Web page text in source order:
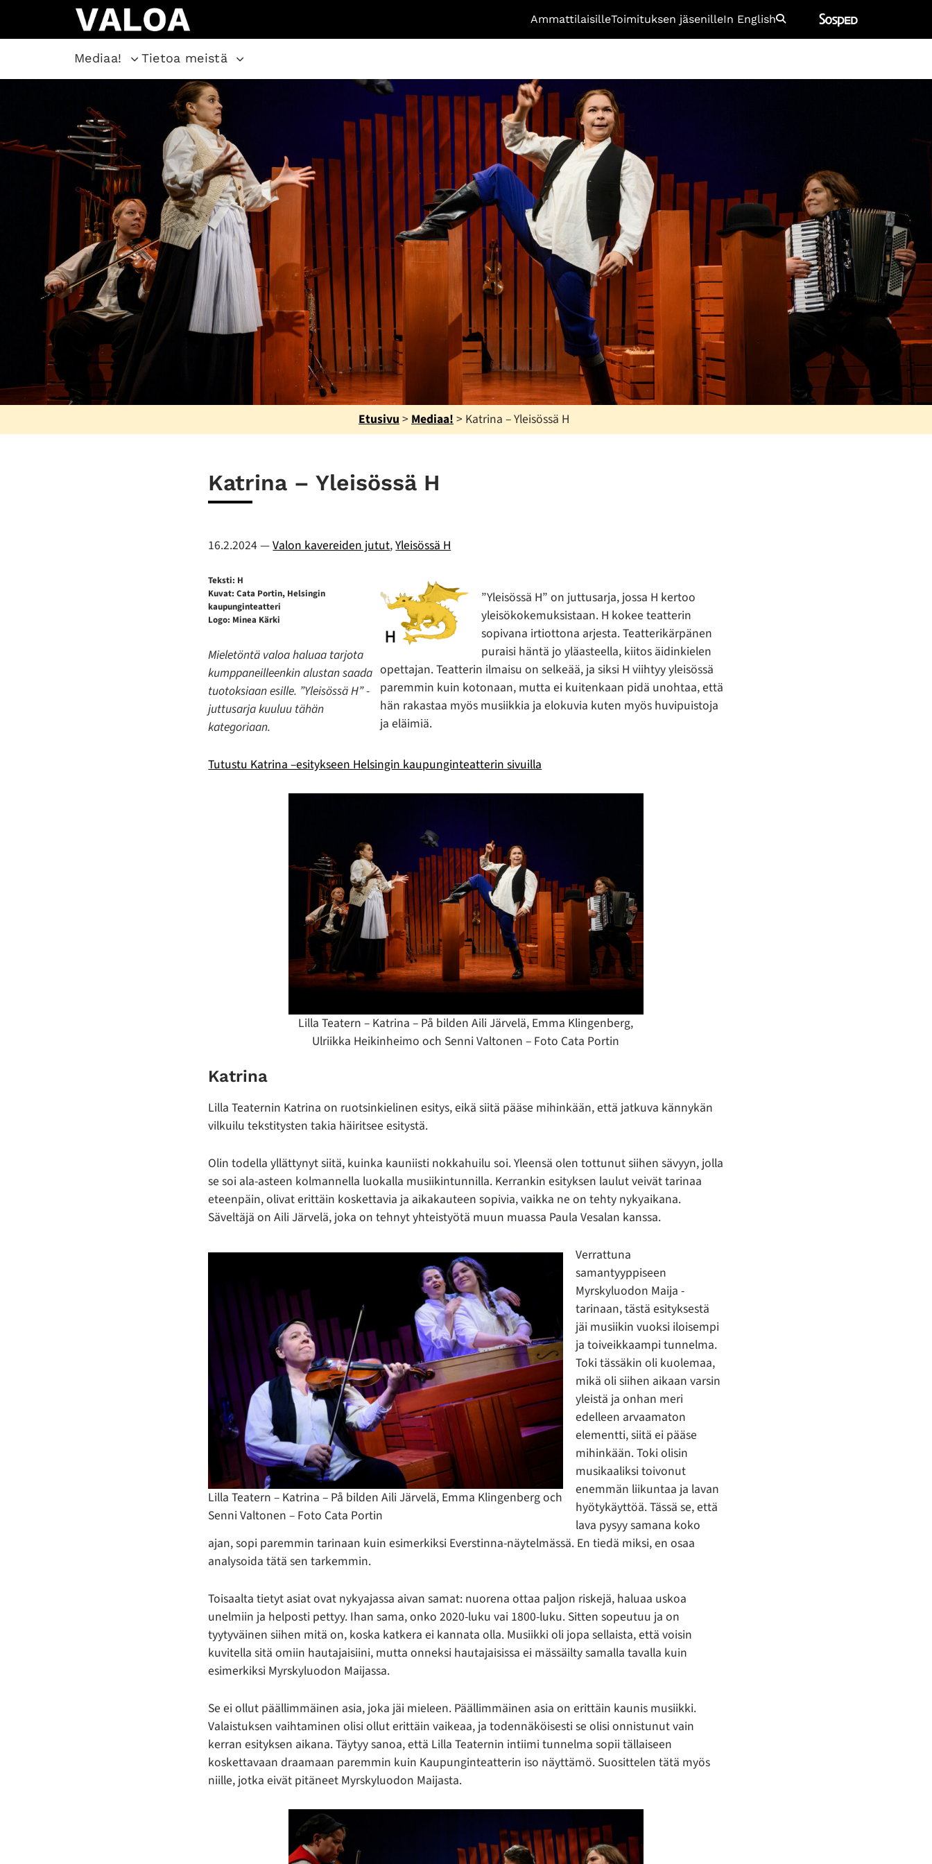
AmmattilaisilleToimituksen jäsenilleIn English Etsi
Mediaa! Tietoa meistä
Etusivu> Mediaa!> Katrina – Yleisössä H
Katrina – Yleisössä H
16.2.2024—Valon kavereiden jutut,Yleisössä H
Teksti: H
Kuvat: Cata Portin, Helsingin
kaupunginteatteri
Logo: Minea Kärki
Mieletöntä valoa haluaa tarjota
kumppaneilleenkin alustan saada
tuotoksiaan esille. ”Yleisössä H” -
juttusarja kuuluu tähän
kategoriaan.
”Yleisössä H” on juttusarja, jossa H kertoo
yleisökokemuksistaan. H kokee teatterin
sopivana irtiottona arjesta. Teatterikärpänen
puraisi häntä jo yläasteella, kiitos äidinkielen
opettajan. Teatterin ilmaisu on selkeää, ja siksi H viihtyy yleisössä
paremmin kuin kotonaan, mutta ei kuitenkaan pidä unohtaa, että
hän rakastaa myös musiikkia ja elokuvia kuten myös huvipuistoja
ja eläimiä.
Tutustu Katrina –esitykseen Helsingin kaupunginteatterin sivuilla
Lilla Teatern – Katrina – På bilden Aili Järvelä, Emma Klingenberg,
Ulriikka Heikinheimo och Senni Valtonen – Foto Cata Portin
Katrina
Lilla Teaternin Katrina on ruotsinkielinen esitys, eikä siitä pääse mihinkään, että jatkuva kännykän
vilkuilu tekstitysten takia häiritsee esitystä.
Olin todella yllättynyt siitä, kuinka kauniisti nokkahuilu soi. Yleensä olen tottunut siihen sävyyn, jolla
se soi ala-asteen kolmannella luokalla musiikintunnilla. Kerrankin esityksen laulut veivät tarinaa
eteenpäin, olivat erittäin koskettavia ja aikakauteen sopivia, vaikka ne on tehty nykyaikana.
Säveltäjä on Aili Järvelä, joka on tehnyt yhteistyötä muun muassa Paula Vesalan kanssa.
Lilla Teatern – Katrina – På bilden Aili Järvelä, Emma Klingenberg och
Senni Valtonen – Foto Cata Portin
Verrattuna
samantyyppiseen
Myrskyluodon Maija -
tarinaan, tästä esityksestä
jäi musiikin vuoksi iloisempi
ja toiveikkaampi tunnelma.
Toki tässäkin oli kuolemaa,
mikä oli siihen aikaan varsin
yleistä ja onhan meri
edelleen arvaamaton
elementti, siitä ei pääse
mihinkään. Toki olisin
musikaaliksi toivonut
enemmän liikuntaa ja lavan
hyötykäyttöä. Tässä se, että
lava pysyy samana koko
ajan, sopi paremmin tarinaan kuin esimerkiksi Everstinna-näytelmässä. En tiedä miksi, en osaa
analysoida tätä sen tarkemmin.
Toisaalta tietyt asiat ovat nykyajassa aivan samat: nuorena ottaa paljon riskejä, haluaa uskoa
unelmiin ja helposti pettyy. Ihan sama, onko 2020-luku vai 1800-luku. Sitten sopeutuu ja on
tyytyväinen siihen mitä on, koska katkera ei kannata olla. Musiikki oli jopa sellaista, että voisin
kuvitella sitä omiin hautajaisiini, mutta onneksi hautajaisissa ei mässäilty samalla tavalla kuin
esimerkiksi Myrskyluodon Maijassa.
Se ei ollut päällimmäinen asia, joka jäi mieleen. Päällimmäinen asia on erittäin kaunis musiikki.
Valaistuksen vaihtaminen olisi ollut erittäin vaikeaa, ja todennäköisesti se olisi onnistunut vain
kerran esityksen aikana. Täytyy sanoa, että Lilla Teaternin intiimi tunnelma sopii tällaiseen
koskettavaan draamaan paremmin kuin Kaupunginteatterin iso näyttämö. Suosittelen tätä myös
niille, jotka eivät pitäneet Myrskyluodon Maijasta.